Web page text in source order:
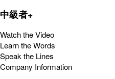
中級者+
Watch the Video
Learn the Words
Speak the Lines
Company Information